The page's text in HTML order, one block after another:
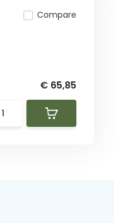
Compare
€ 65,85